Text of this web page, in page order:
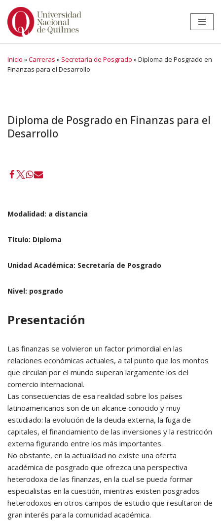
Ir
Inicio »Carreras » Secretaría de Posgrado »Diploma de Posgrado en
Finanzas para el Desarrollo
Diploma de Posgrado en Finanzas para el
Desarrollo
Modalidad: a distancia
Título: Diploma
Unidad Académica: Secretaría de Posgrado
Nivel: posgrado
Presentación
Las finanzas se volvieron un factor primordial en las
relaciones económicas actuales, a tal punto que los montos
que circulan por el mundo superan largamente los del
comercio internacional.
Las consecuencias de esa realidad sobre los países
latinoamericanos son de un alcance conocido y muy
estudiado: la evolución de la deuda externa, la fuga de
capitales, el financiamiento de las inversiones y la restricción
externa figurando entre los más importantes.
No obstante, en la actualidad no existe una oferta
académica de posgrado que ofrezca una perspectiva
heterodoxa de las finanzas, en la cual se pueda formar
especialistas en la cuestión, mientras existen posgrados
heterodoxos en otros campos de estudio que resultaron de
gran interés para la comunidad académica.